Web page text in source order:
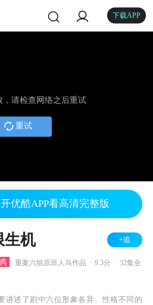
下载APP
，请检查网络之后重试
重试
优酷APP看高清完整版
生机 +追
重案六组原班人马作品 9.3分 32集全
讲述了剧中六位形象各异、性格不同的